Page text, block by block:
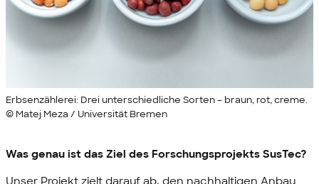
Erbsenzählerei: Drei unterschiedliche Sorten – braun, rot, creme.
© Matej Meza / Universität Bremen
Was genau ist das Ziel des Forschungsprojekts SusTec?
Unser Projekt zielt darauf ab, den nachhaltigen Anbau